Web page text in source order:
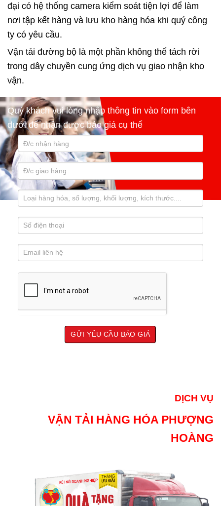
đại có hệ thống camera kiểm soát tiện lợi để làm
nơi tập kết hàng và lưu kho hàng hóa khi quý công
ty có yêu cầu.
Vận tải đường bộ là một phần không thể tách rời
trong dây chuyền cung ứng dịch vụ giao nhận kho
vận.
Quý khách vui lòng nhập thông tin vào form bên
dưới để nhận được báo giá cụ thể
DỊCH VỤ
VẬN TẢI HÀNG HÓA PHƯỢNG
HOÀNG